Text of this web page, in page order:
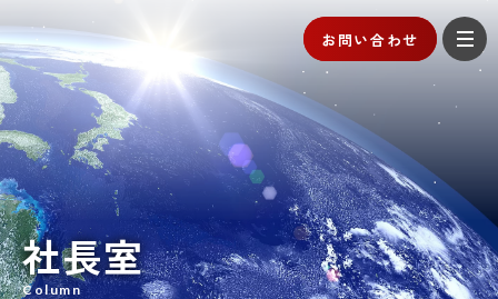
お問い合わせ
社長室
Column